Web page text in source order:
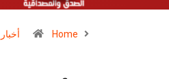
Home